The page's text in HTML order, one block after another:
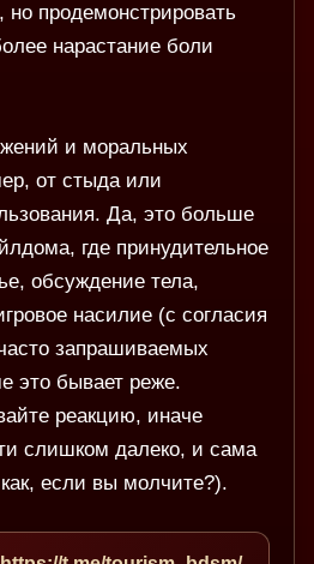
продемонстрировать
нарастание боли
и моральных
от стыда или
Да, это больше
где принудительное
обсуждение тела,
насилие (с согласия
запрашиваемых
это бывает реже.
реакцию, иначе
слишком далеко, и сама
если вы молчите?).